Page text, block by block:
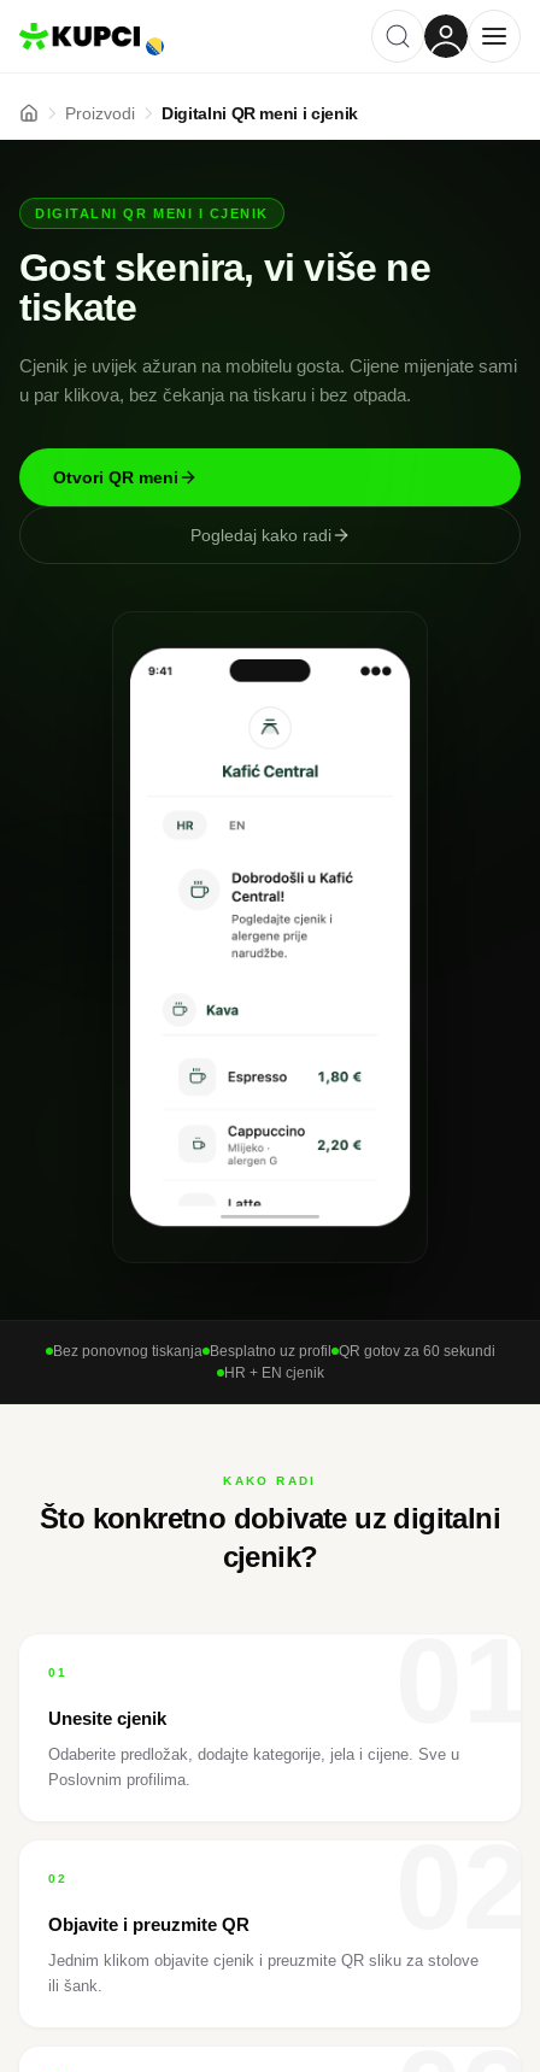
Proizvodi
Proizvodi Digitalni QR meni i cjenik
DIGITALNI QR MENI I CJENIK
Gost skenira, vi više ne
tiskate
Cjenik je uvijek ažuran na mobitelu gosta. Cijene mijenjate sami
u par klikova, bez čekanja na tiskaru i bez otpada.
Otvori QR meni
Pogledaj kako radi
Bez ponovnog tiskanja Besplatno uz profil QR gotov za 60 sekundi
HR + EN cjenik
KAKO RADI
Što konkretno dobivate uz digitalni
cjenik?
01
Unesite cjenik
Odaberite predložak, dodajte kategorije, jela i cijene. Sve u
Poslovnim profilima.
02
Objavite i preuzmite QR
Jednim klikom objavite cjenik i preuzmite QR sliku za stolove
ili šank.